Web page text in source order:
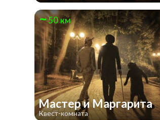
50 км
Мастер и Маргарита
Квест-комната